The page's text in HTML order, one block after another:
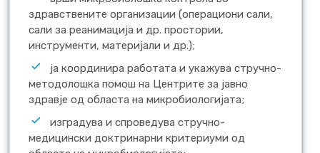
здравствените организации (операциони сали,
сали за реанимација и др. простории,
инструменти, материјали и др.);
ја координира работата и укажува стручно-
методолошка помош на Центрите за јавно
здравје од областа на микробиологијата;
изградува и спроведува стручно-
медицински доктринарни критериуми од